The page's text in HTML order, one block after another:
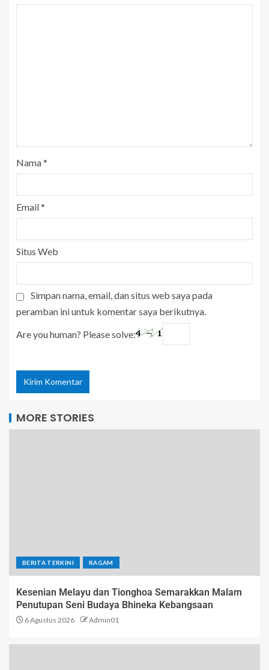
Nama*
Email*
Situs Web
Simpan nama, email, dan situs web saya pada
peramban ini untuk komentar saya berikutnya.
Are you human? Please solve:
MORE STORIES
BERITA TERKINI RAGAM
Kesenian Melayu dan Tionghoa Semarakkan Malam
Penutupan Seni Budaya Bhineka Kebangsaan
6 Agustus 2026 Admin01